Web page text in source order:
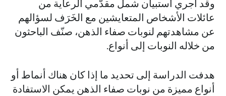
وقد أُجري استبيان شمل مقدّمي الرعاية من
عائلات الأشخاص المتعايشين مع الخَرَف لسؤالهم
عن مشاهدتهم لنوبات صفاء الذهن، صنّف الباحثون
من خلاله النوبات إلى أنواع.
هدفت الدراسة إلى تحديد ما إذا كان هناك أنماط أو
أنواع مميزة من نوبات صفاء الذهن يمكن الاستفادة